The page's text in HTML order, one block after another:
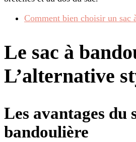
Comment bien choisir un sac
Le sac à
L’alternative
Les avantages du
bandoulière